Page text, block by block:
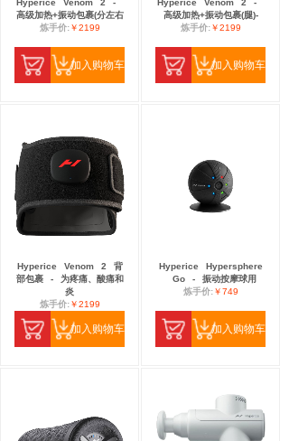
Hyperice Venom 2
-
高级加热+振动包裹(分左右
炼手价:￥2199
加入购物车
Hyperice Venom 2
-
高级加热+振动包裹(腿)-
炼手价:￥2199
加入购物车
Hyperice Venom 2
背
部包裹
-
为疼痛、酸痛和
炎
炼手价:￥2199
加入购物车
Hyperice
Hypersphere
Go
-
振动按摩球用
炼手价:￥749
加入购物车